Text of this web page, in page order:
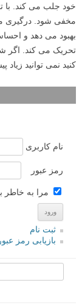
خود جلب می کند. با
مخفی شود. درگیری
بهبود می دهد و
تحریک می کند. اگر
کنید نمی توانید زیاد
نام کاربری
رمز عبور
مرا به خاطر
ثبت نام
بازیابی رمز عبور